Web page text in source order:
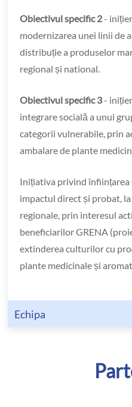
Obiectivul specific 2-
modernizarea unei linii de
distribuție a produselor
regional și national.
Obiectivul specific 3-
integrare socială a unui
categorii vulnerabile, prin
ambalare de plante
Inițiativa privind înființarea
impactul direct și probat,
regionale, prin interesul
beneficiarilor GRENA
extinderea culturilor cu
plante medicinale și
Echipa